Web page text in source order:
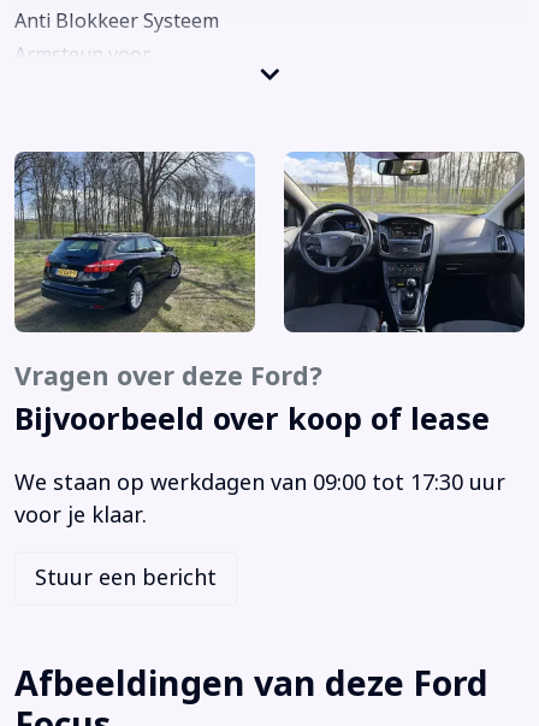
Anti Blokkeer Systeem
Armsteun voor
Audioinstallatie met CD-speler
Bandenspanningscontrolesysteem
Bestuurdersairbag
Bestuurdersstoel in hoogte verstelbaar
Binnenspiegel automatisch dimmend
Bluetooth telefoonvoorbereiding
Boordcomputer
Buitenspiegels in carrosseriekleur
Buitenspiegels verwarmbaar
Chroom delen exterieur
Dakrails
Elektrische ramen achter
Elektronisch Stabiliteits Programma
Vragen over deze Ford?
Bijvoorbeeld over koop of lease
We staan op werkdagen van 09:00 tot 17:30 uur
voor je klaar.
Stuur een bericht
Afbeeldingen van deze Ford